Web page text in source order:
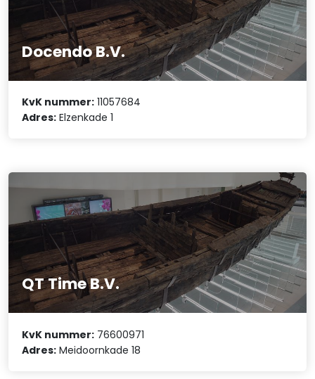
Docendo B.V.
KvK nummer: 11057684
Adres: Elzenkade 1
QT Time B.V.
KvK nummer: 76600971
Adres: Meidoornkade 18